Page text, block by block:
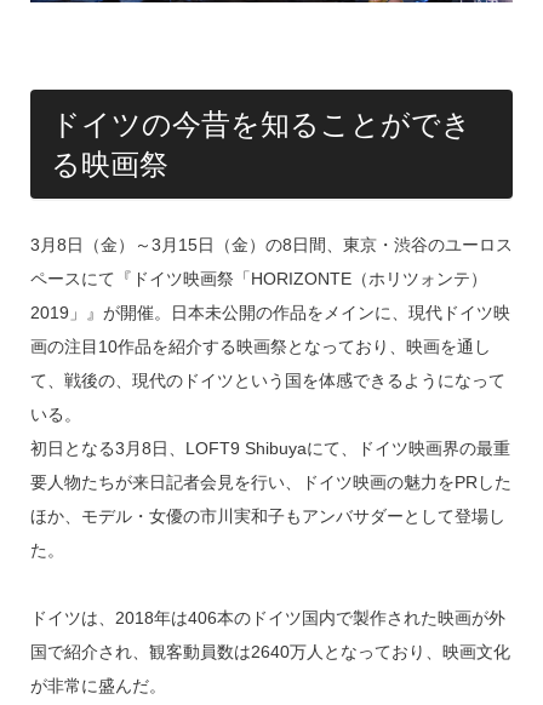
ドイツの今昔を知ることができ
る映画祭
3月8日（金）～3月15日（金）の8日間、東京・渋谷のユーロス
ペースにて『ドイツ映画祭「HORIZONTE（ホリツォンテ）
2019」』が開催。日本未公開の作品をメインに、現代ドイツ映
画の注目10作品を紹介する映画祭となっており、映画を通し
て、戦後の、現代のドイツという国を体感できるようになって
いる。
初日となる3月8日、LOFT9 Shibuyaにて、ドイツ映画界の最重
要人物たちが来日記者会見を行い、ドイツ映画の魅力をPRした
ほか、モデル・女優の市川実和子もアンバサダーとして登場し
た。
ドイツは、2018年は406本のドイツ国内で製作された映画が外
国で紹介され、観客動員数は2640万人となっており、映画文化
が非常に盛んだ。